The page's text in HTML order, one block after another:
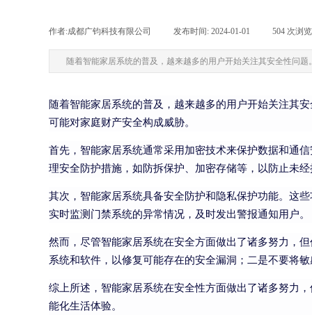
作者:成都广钧科技有限公司 发布时间: 2024-01-01 504 次浏览
随着智能家居系统的普及，越来越多的用户开始关注其安全性问
随着智能家居系统的普及，越来越多的用户开始关注其
可能对家庭财产安全构成威胁。
首先，智能家居系统通常采用加密技术来保护数据和通
理安全防护措施，如防拆保护、加密存储等，以防止未
其次，智能家居系统具备安全防护和隐私保护功能。这
实时监测门禁系统的异常情况，及时发出警报通知用户。
然而，尽管智能家居系统在安全方面做出了诸多努力，
系统和软件，以修复可能存在的安全漏洞；二是不要将
综上所述，智能家居系统在安全性方面做出了诸多努力
能化生活体验。